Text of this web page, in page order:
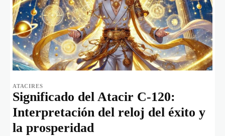
ATACIRES
Significado del Atacir C-120:
Interpretación del reloj del éxito y
la prosperidad